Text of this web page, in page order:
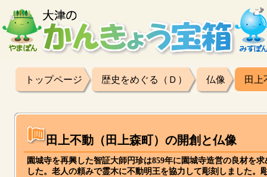
トップページ 歴史をめぐる（Ｄ） 仏像 田上
田上不動（田上森町）の開創と仏像
園城寺を再興した智証大師円珍は859年に園城寺造営の良材を
した。老人の頼みで霊木に不動明王を協力して彫刻しました